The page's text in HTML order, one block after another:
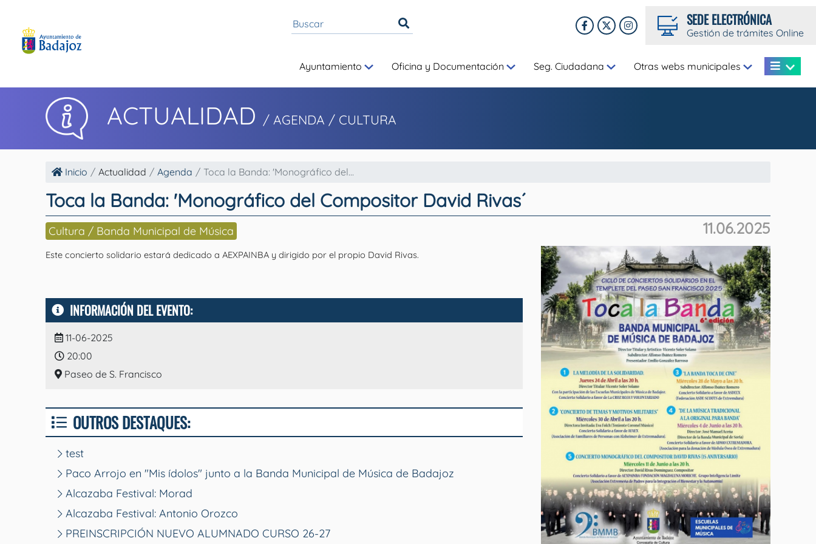
SEDE ELECTRÓNICA
Gestión de trámites Online
Ayuntamiento Oficina y Documentación Seg. Ciudadana Otras webs municipales
ACTUALIDAD / AGENDA / CULTURA
Inicio Actualidad Agenda Toca la Banda: 'Monográfico del...
Toca la Banda: 'Monográfico del Compositor David Rivas´
11.06.2025
Cultura / Banda Municipal de Música
Este concierto solidario estará dedicado a AEXPAINBA y dirigido por el propio David Rivas.
INFORMACIÓN DEL EVENTO:
11-06-2025
20:00
Paseo de S. Francisco
OUTROS DESTAQUES:
test
Paco Arrojo en "Mis ídolos" junto a la Banda Municipal de Música de Badajoz
Alcazaba Festival: Morad
Alcazaba Festival: Antonio Orozco
PREINSCRIPCIÓN NUEVO ALUMNADO CURSO 26-27